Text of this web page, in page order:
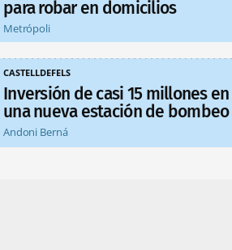
para robar en domicilios
Metrópoli
CASTELLDEFELS
Inversión de casi 15 millones en
una nueva estación de bombeo
Andoni Berná